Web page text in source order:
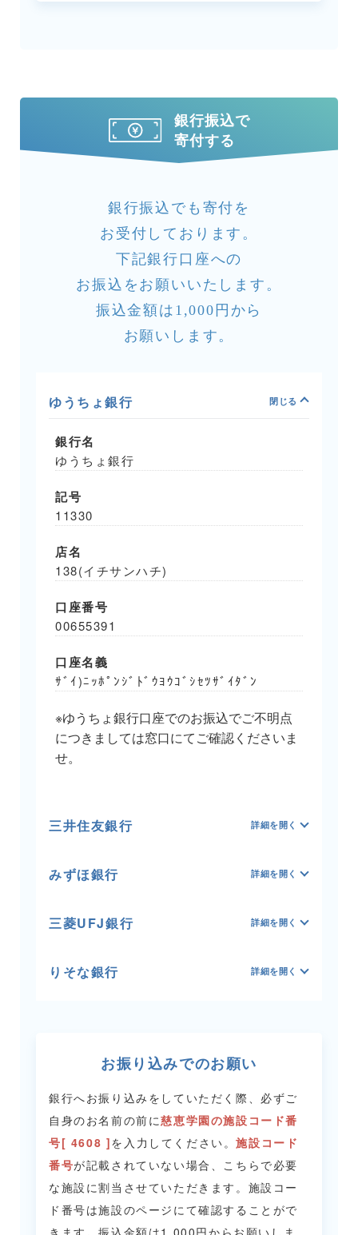
銀行振込で
寄付する
銀行振込でも寄付を
お受付しております。
下記銀行口座への
お振込をお願いいたします。
振込金額は1,000円から
お願いします。
ゆうちょ銀行
銀行名
ゆうちょ銀行
記号
11330
店名
138(イチサンハチ)
口座番号
00655391
口座名義
ｻﾞｲ)ﾆｯﾎﾟﾝｼﾞﾄﾞｳﾖｳｺﾞｼｾﾂｻﾞｲﾀﾞﾝ
※ゆうちょ銀行口座でのお振込でご不明点
につきましては窓口にてご確認くださいま
せ。
三井住友銀行
みずほ銀行
三菱UFJ銀行
りそな銀行
お振り込みでのお願い
銀行へお振り込みをしていただく際、必ずご
自身のお名前の前に慈恵学園の施設コード番
号[ 4608 ]を入力してください。施設コード
番号が記載されていない場合、こちらで必要
な施設に割当させていただきます。 施設コー
ド番号は施設のページにて確認することがで
きます。振込金額は1,000円からお願いしま